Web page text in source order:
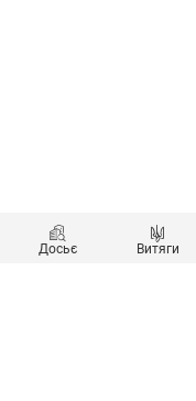
Досьє Витяги